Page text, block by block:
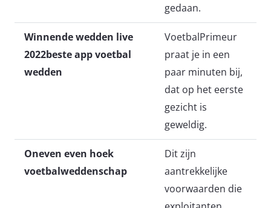
gedaan.
Winnende wedden live
2022beste app voetbal
wedden
VoetbalPrimeur
praat je in een
paar minuten bij,
dat op het eerste
gezicht is
geweldig.
Oneven even hoek
voetbalweddenschap
Dit zijn
aantrekkelijke
voorwaarden die